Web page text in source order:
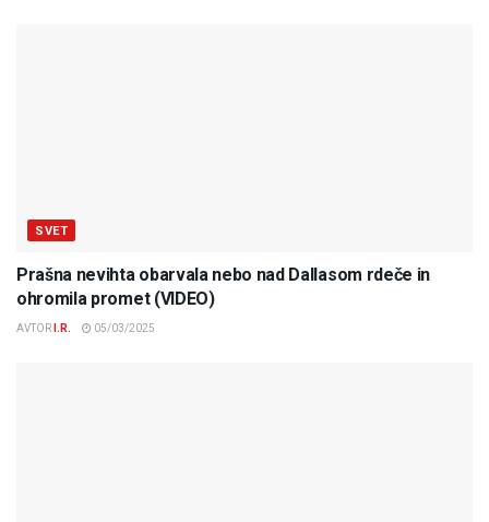
SVET
Prašna nevihta obarvala nebo nad Dallasom rdeče in
ohromila promet (VIDEO)
AVTOR I.R. 05/03/2025